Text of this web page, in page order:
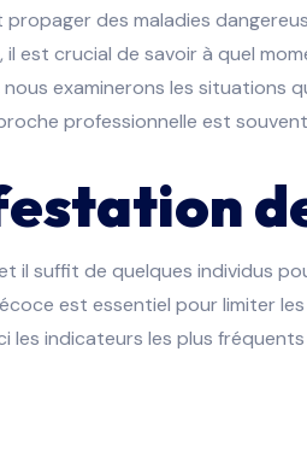
des maladies
est crucial de savoir à quel
examinerons les situations
professionnelle est
il suffit de quelques individus
est essentiel pour limiter
les indicateurs les plus